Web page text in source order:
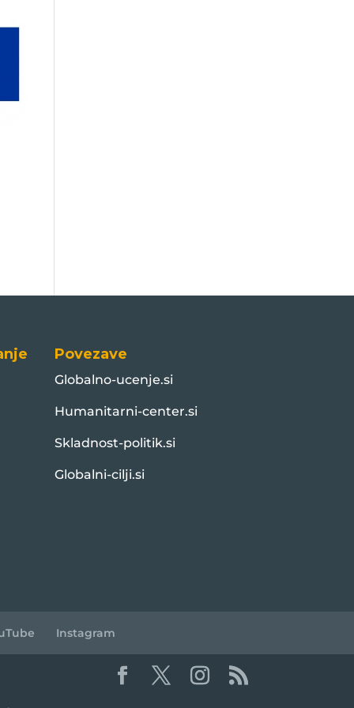
Povezave
Globalno-ucenje.si
Humanitarni-center.si
Skladnost-politik.si
Globalni-cilji.si
Instagram